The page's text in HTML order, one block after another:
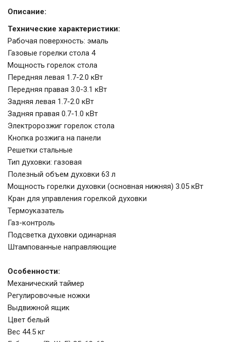
Описание:
Технические характеристики:
Рабочая поверхность: эмаль
Газовые горелки стола 4
Мощность горелок стола
Передняя левая 1.7-2.0 кВт
Передняя правая 3.0-3.1 кВт
Задняя левая 1.7-2.0 кВт
Задняя правая 0.7-1.0 кВт
Электророзжиг горелок стола
Кнопка розжига на панели
Решетки стальные
Тип духовки: газовая
Полезный объем духовки 63 л
Мощность горелки духовки (основная нижняя) 3.05 кВт
Кран для управления горелкой духовки
Термоуказатель
Газ-контроль
Подсветка духовки одинарная
Штампованные направляющие
Особенности:
Механический таймер
Регулировочные ножки
Выдвижной ящик
Цвет белый
Вес 44.5 кг